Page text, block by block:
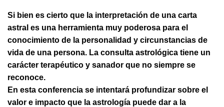
Si bien es cierto que la interpretación de una carta
astral es una herramienta muy poderosa para el
conocimiento de la personalidad y circunstancias de
vida de una persona. La consulta astrológica tiene un
carácter terapéutico y sanador que no siempre se
reconoce.
En esta conferencia se intentará profundizar sobre el
valor e impacto que la astrología puede dar a la